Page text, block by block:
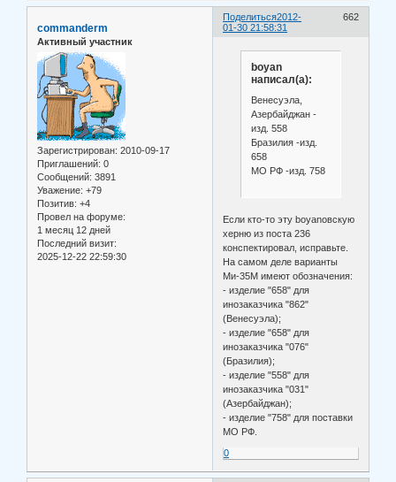
Поделиться 662
2012-
01-30 21:58:31
commanderm
Активный участник
Зарегистрирован: 2010-09-17
Приглашений: 0
Сообщений: 3891
Уважение: +79
Позитив: +4
Провел на форуме:
1 месяц 12 дней
Последний визит:
2025-12-22 22:59:30
boyan
написал(а):
Венесуэла,
Азербайджан -
изд. 558
Бразилия -изд.
658
МО РФ -изд. 758
Если кто-то эту boyanовскую
херню из поста 236
конспектировал, исправьте.
На самом деле варианты
Ми-35М имеют обозначения:
- изделие "658" для
инозаказчика "862"
(Венесуэла);
- изделие "658" для
инозаказчика "076"
(Бразилия);
- изделие "558" для
инозаказчика "031"
(Азербайджан);
- изделие "758" для поставки
МО РФ.
0